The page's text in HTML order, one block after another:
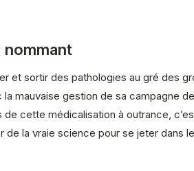
nommant
et sortir des pathologies au gré des
mauvaise gestion de sa campagne
cette médicalisation à outrance,
la vraie science pour se jeter dans